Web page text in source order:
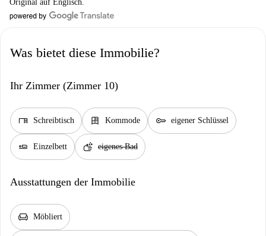
Original auf Englisch.
Was bietet diese Immobilie?
Ihr Zimmer (Zimmer 10)
desk Schreibtisch dresser Kommode key eigener Schlüssel
airline_seat_flat Einzelbett soap eigenes Bad
Ausstattungen der Immobilie
chair Möbliert